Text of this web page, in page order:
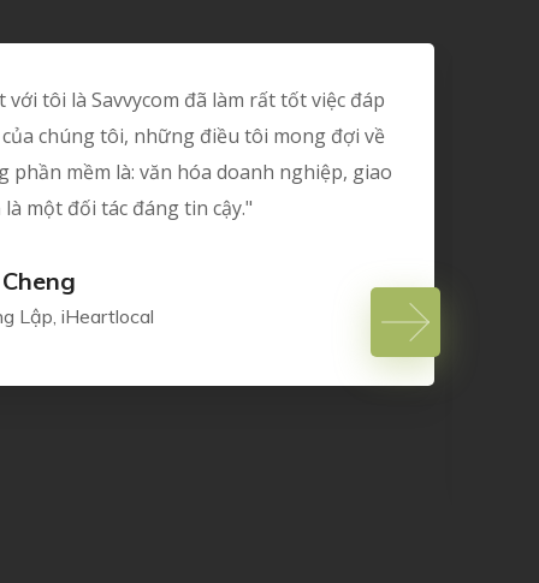
tôi là Savvycom đã làm rất tốt việc đáp
chúng tôi, những điều tôi mong đợi về
phần mềm là: văn hóa doanh nghiệp, giao
một đối tác đáng tin cậy."
Lập, iHeartlocal